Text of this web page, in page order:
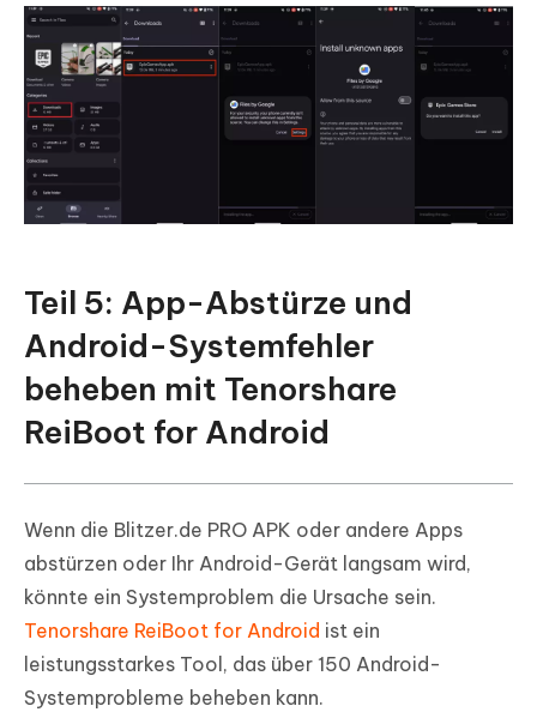
Teil 5: App-Abstürze und
Android-Systemfehler
beheben mit Tenorshare
ReiBoot for Android
Wenn die Blitzer.de PRO APK oder andere Apps
abstürzen oder Ihr Android-Gerät langsam wird,
könnte ein Systemproblem die Ursache sein.
Tenorshare ReiBoot for Android ist ein
leistungsstarkes Tool, das über 150 Android-
Systemprobleme beheben kann.